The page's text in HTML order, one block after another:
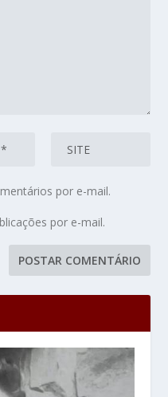
por e-mail.
por e-mail.